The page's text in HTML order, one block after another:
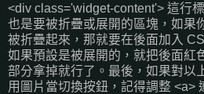
<div class='widget-content'> 這行
也是要被折疊或展開的區塊，如果
被折疊起來，那就要在後面加入
如果預設是被展開的，就把後面紅
部分拿掉就行了。最後，如果對以
用圖片當切換按鈕，記得調整 <a>